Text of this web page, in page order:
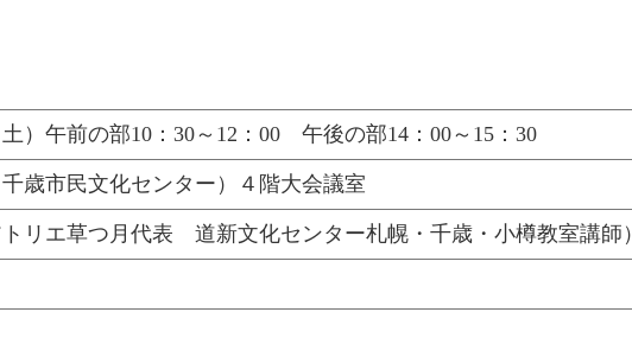
）午前の部10：30～12：00 午後の部14：00～15：30
歳市民文化センター）４階大会議室
エ草つ月代表 道新文化センター札幌・千歳・小樽教室講師